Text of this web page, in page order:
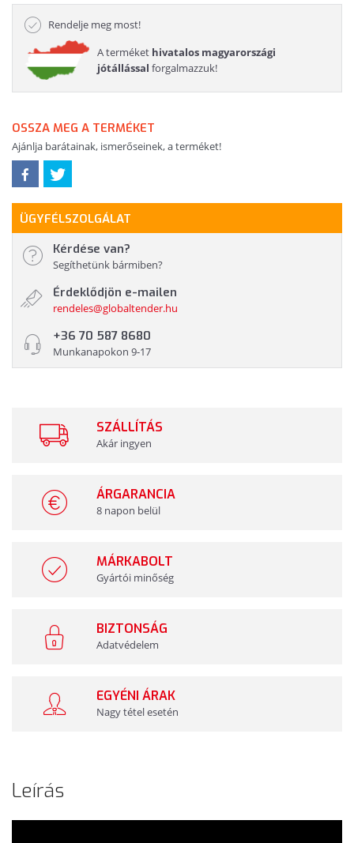
Rendelje meg most!
A terméket hivatalos magyarországi
jótállással forgalmazzuk!
OSSZA MEG A TERMÉKET
Ajánlja barátainak, ismerőseinek, a terméket!
ÜGYFÉLSZOLGÁLAT
Kérdése van?
Segíthetünk bármiben?
Érdeklődjön e-mailen
rendeles@globaltender.hu
+36 70 587 8680
Munkanapokon 9-17
SZÁLLÍTÁS
Akár ingyen
ÁRGARANCIA
8 napon belül
MÁRKABOLT
Gyártói minőség
BIZTONSÁG
Adatvédelem
EGYÉNI ÁRAK
Nagy tétel esetén
Leírás